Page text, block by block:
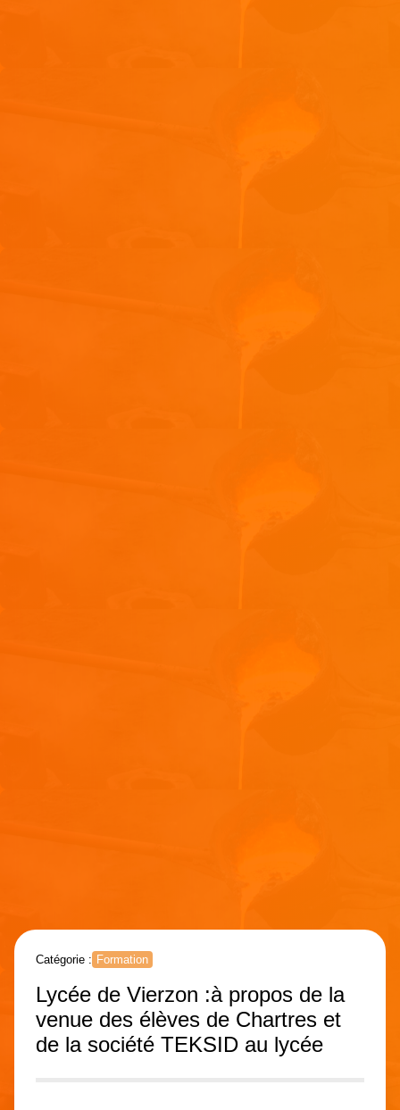
Catégorie : Formation
Lycée de Vierzon :à propos de la
venue des élèves de Chartres et
de la société TEKSID au lycée